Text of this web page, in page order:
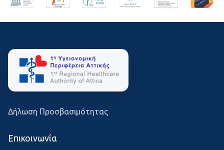
Δήλωση Προσβασιμότητας
Επικοινωνία